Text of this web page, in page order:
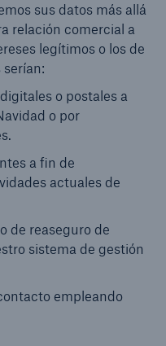
sus datos más allá
relación comercial a
legítimos o los de
o postales a
o por
a fin de
actuales de
de reaseguro de
sistema de gestión
empleando